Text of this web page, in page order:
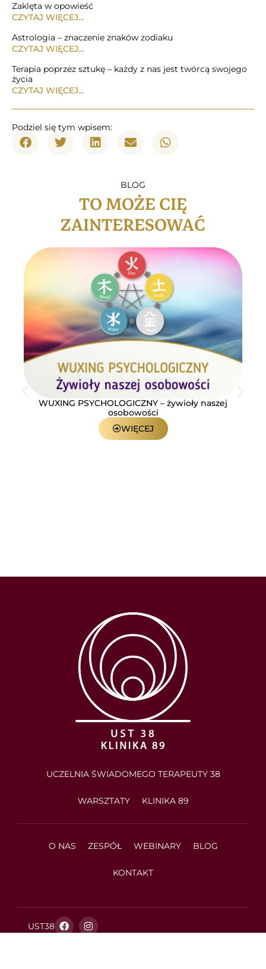
Zaklęta w opowieść
CZYTAJ WIĘCEJ...
Astrologia – znaczenie znaków zodiaku
CZYTAJ WIĘCEJ...
Terapia poprzez sztukę – każdy z nas jest twórcą swojego
życia
CZYTAJ WIĘCEJ...
Podziel się tym wpisem:
BLOG
TO MOŻE CIĘ
ZAINTERESOWAĆ
WUXING PSYCHOLOGICZNY – żywioły naszej
osobowości
WIĘCEJ
UCZELNIA ŚWIADOMEGO TERAPEUTY 38
WARSZTATY KLINIKA 89
O NAS ZESPÓŁ WEBINARY BLOG
KONTAKT
UST38